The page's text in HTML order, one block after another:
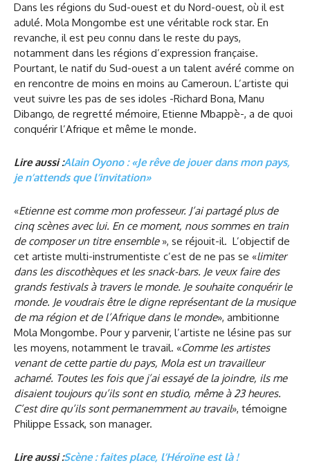
Dans les régions du Sud-ouest et du Nord-ouest, où il est
adulé. Mola Mongombe est une véritable rock star. En
revanche, il est peu connu dans le reste du pays,
notamment dans les régions d’expression française.
Pourtant, le natif du Sud-ouest a un talent avéré comme on
en rencontre de moins en moins au Cameroun. L’artiste qui
veut suivre les pas de ses idoles -Richard Bona, Manu
Dibango, de regretté mémoire, Etienne Mbappè-, a de quoi
conquérir l’Afrique et même le monde.
Lire aussi :Alain Oyono : «Je rêve de jouer dans mon pays,
je n’attends que l’invitation»
«Etienne est comme mon professeur. J’ai partagé plus de
cinq scènes avec lui. En ce moment, nous sommes en train
de composer un titre ensemble», se réjouit-il. L’objectif de
cet artiste multi-instrumentiste c’est de ne pas se «limiter
dans les discothèques et les snack-bars. Je veux faire des
grands festivals à travers le monde. Je souhaite conquérir le
monde. Je voudrais être le digne représentant de la musique
de ma région et de l’Afrique dans le monde», ambitionne
Mola Mongombe. Pour y parvenir, l’artiste ne lésine pas sur
les moyens, notamment le travail. «Comme les artistes
venant de cette partie du pays, Mola est un travailleur
acharné. Toutes les fois que j’ai essayé de la joindre, ils me
disaient toujours qu’ils sont en studio, même à 23 heures.
C’est dire qu’ils sont permanemment au travail», témoigne
Philippe Essack, son manager.
Lire aussi :Scène : faites place, l’Héroïne est là !